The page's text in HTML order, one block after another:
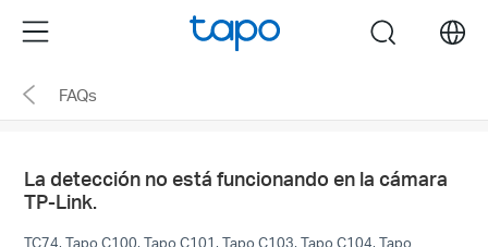
the
navigation
Menu search
FAQs
La detección no está funcionando en la cámara
TP-Link.
TC74, Tapo C100, Tapo C101, Tapo C103, Tapo C104, Tapo